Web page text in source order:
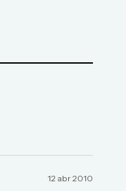
12 abr 2010